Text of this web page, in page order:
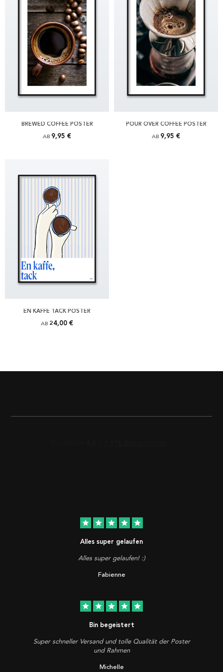
BREWED COFFEE POSTER
AB 9,95 €
POUR OVER COFFEE POSTER
AB 9,95 €
EN KAFFE TACK POSTER
AB 24,00 €
star star star star star
Alles super gelaufen
Alles super gelaufen! :)
Fabienne
star star star star star
Bin begeistert
Super schneller Versand und tolle Qualität der Poster
und Rahmen
Michelle